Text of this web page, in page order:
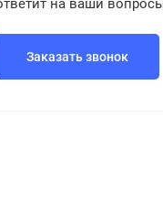
на ваши
Заказать звонок